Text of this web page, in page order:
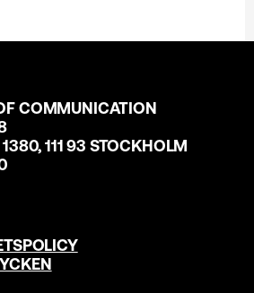
COMMUNICATION
111 93 STOCKHOLM